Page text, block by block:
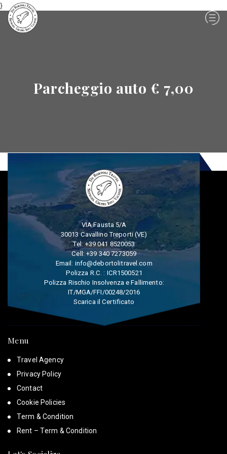
}
Parcheggio auto € 7,00
VIA Fausta 5/A
30013 Cavallino Treporti (VE)
Tel:+39 041 8520053
Cell:+39 340 7273059
Email: info@debortolitravel.com
Polizza R.C. : ICR1500521
Polizza Rischio Insolvenza e Fallimento:
IT/MGA/FFI/00248/2016
Scarica il Certificato
Menu
Travel Agency
Privacy Policy
Contact
Cookie Policies
Term & Condition
Rent – Term & Condition